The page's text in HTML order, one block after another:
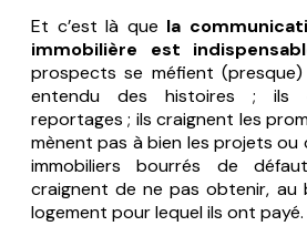
Et c’est là que la
immobilière est
prospects se méfient
entendu des histoires ; ils
reportages ; ils craignent les
mènent pas à bien les projets ou
immobiliers bourrés de
craignent de ne pas obtenir, au
logement pour lequel ils ont payé.